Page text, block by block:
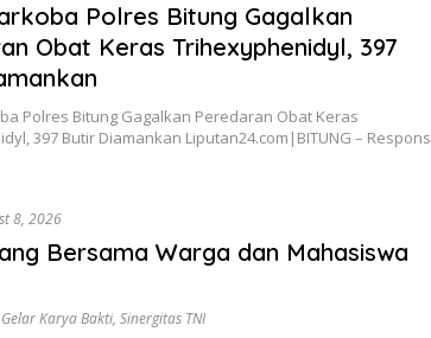
Polres Bitung Gagalkan
Obat Keras Trihexyphenidyl, 397
Polres Bitung Gagalkan Peredaran Obat Keras
397 Butir Diamankan Liputan24.com|BITUNG – Respons
8, 2026
Bersama Warga dan Mahasiswa
Karya Bakti, Sinergitas TNI